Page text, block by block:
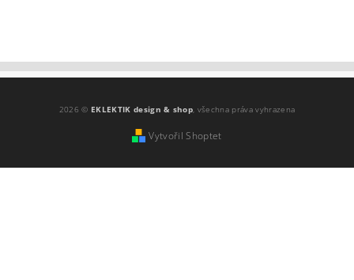
2026 © EKLEKTIK design & shop, všechna práva vyhrazena
Vytvořil Shoptet